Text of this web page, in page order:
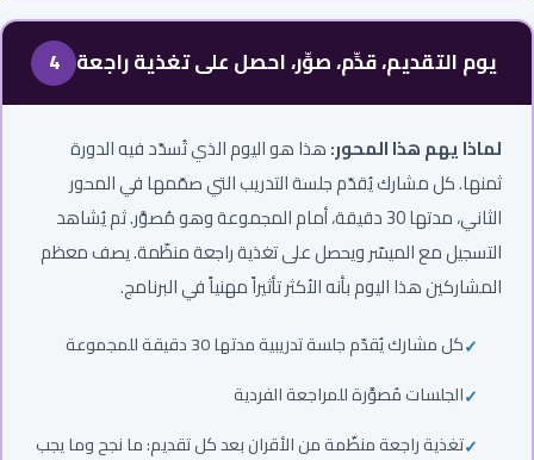
4 يوم التقديم، قدِّم، صوِّر، احصل على تغذية راجعة
لماذا يهم هذا المحور:هذا هو اليوم الذي تُسدّد فيه الدورة
ثمنها. كل مشارك يُقدّم جلسة التدريب التي صمّمها في المحور
الثاني، مدتها 30 دقيقة، أمام المجموعة وهو مُصوَّر. ثم يُشاهد
التسجيل مع الميسّر ويحصل على تغذية راجعة منظّمة. يصف معظم
المشاركين هذا اليوم بأنه الأكثر تأثيراً مهنياً في البرنامج.
كل مشارك يُقدّم جلسة تدريبية مدتها 30 دقيقة للمجموعة
الجلسات مُصوَّرة للمراجعة الفردية
تغذية راجعة منظّمة من الأقران بعد كل تقديم: ما نجح وما يجب